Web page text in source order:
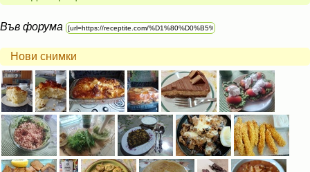
Във форума
Нови снимки